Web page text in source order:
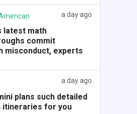
a day ago
latest math
commit
misconduct, experts
a day ago
plans such detailed
itineraries for you